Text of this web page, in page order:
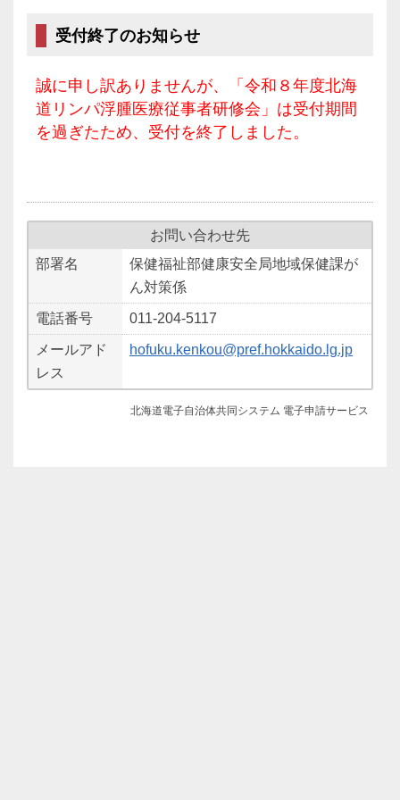
受付終了のお知らせ
誠に申し訳ありませんが、「令和８年度北海
道リンパ浮腫医療従事者研修会」は受付期間
を過ぎたため、受付を終了しました。
お問い合わせ先
部署名
保健福祉部健康安全局地域保健課が
ん対策係
電話番号 011-204-5117
メールアド
レス
hofuku.kenkou@pref.hokkaido.lg.jp
北海道電子自治体共同システム 電子申請サービス